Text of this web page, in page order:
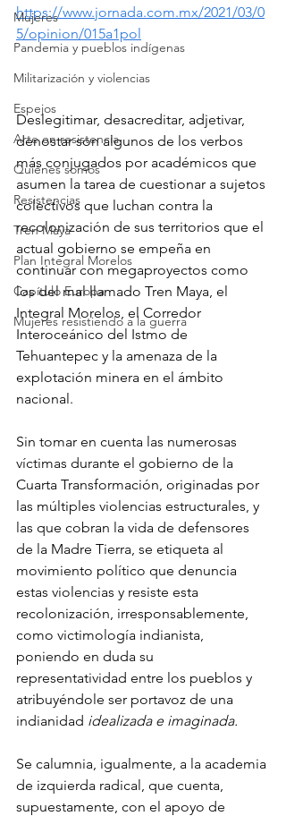
Mujeres
Pandemia y pueblos indígenas
Militarización y violencias
Espejos
Arte en resistencia
Quiénes somos
Resistencias
Tren Maya
Plan Integral Morelos
Capítulo Europa
Mujeres resistiendo a la guerra
https://www.jornada.com.mx/2021/03/0
5/opinion/015a1pol
Deslegitimar, desacreditar, adjetivar,
denostar son algunos de los verbos
más conjugados por académicos que
asumen la tarea de cuestionar a sujetos
colectivos que luchan contra la
recolonización de sus territorios que el
actual gobierno se empeña en
continuar con megaproyectos como
los del mal llamado Tren Maya, el
Integral Morelos, el Corredor
Interoceánico del Istmo de
Tehuantepec y la amenaza de la
explotación minera en el ámbito
nacional.
Sin tomar en cuenta las numerosas
víctimas durante el gobierno de la
Cuarta Transformación, originadas por
las múltiples violencias estructurales, y
las que cobran la vida de defensores
de la Madre Tierra, se etiqueta al
movimiento político que denuncia
estas violencias y resiste esta
recolonización, irresponsablemente,
como victimología indianista,
poniendo en duda su
representatividad entre los pueblos y
atribuyéndole ser portavoz de una
indianidad idealizada e imaginada.
Se calumnia, igualmente, a la academia
de izquierda radical, que cuenta,
supuestamente, con el apoyo de